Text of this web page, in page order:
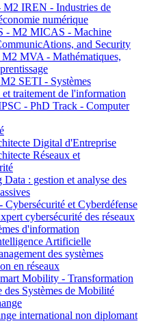
IREN - Industries de
numérique
- M2 MICAS - Machine
and Security
MVA - Mathématiques,
SETI - Systèmes
et traitement de l'information
- PhD Track - Computer
Digital d'Entreprise
Réseaux et
: gestion et analyse des
et Cyberdéfense
cybersécurité des réseaux
d'information
Artificielle
des systèmes
en réseaux
Mobility - Transformation
des Systèmes de Mobilité
international non diplomant